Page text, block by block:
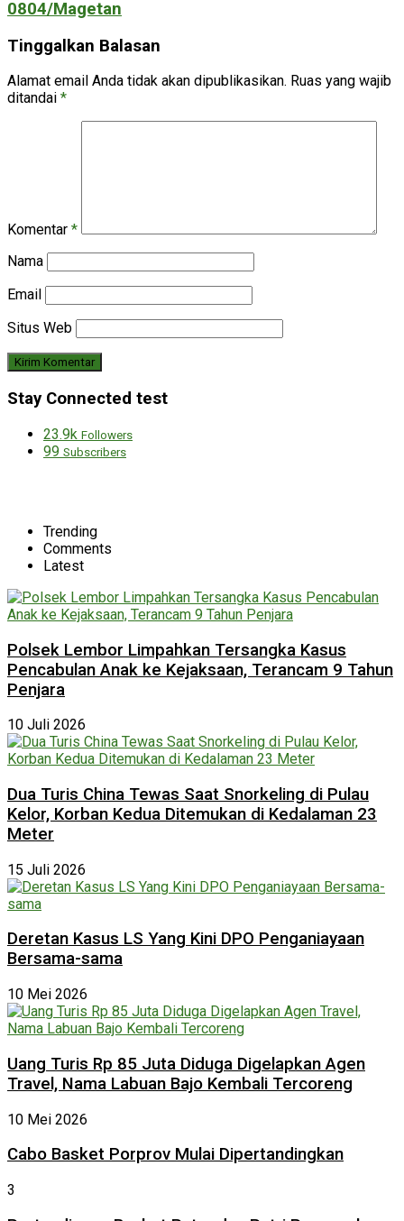
0804/Magetan
Tinggalkan Balasan
Alamat email Anda tidak akan dipublikasikan. Ruas yang wajib
ditandai *
Komentar *
Nama
Email
Situs Web
Stay Connected test
23.9k Followers
99 Subscribers
Trending
Comments
Latest
Polsek Lembor Limpahkan Tersangka Kasus
Pencabulan Anak ke Kejaksaan, Terancam 9 Tahun
Penjara
10 Juli 2026
Dua Turis China Tewas Saat Snorkeling di Pulau
Kelor, Korban Kedua Ditemukan di Kedalaman 23
Meter
15 Juli 2026
Deretan Kasus LS Yang Kini DPO Penganiayaan
Bersama-sama
10 Mei 2026
Uang Turis Rp 85 Juta Diduga Digelapkan Agen
Travel, Nama Labuan Bajo Kembali Tercoreng
10 Mei 2026
Cabo Basket Porprov Mulai Dipertandingkan
3